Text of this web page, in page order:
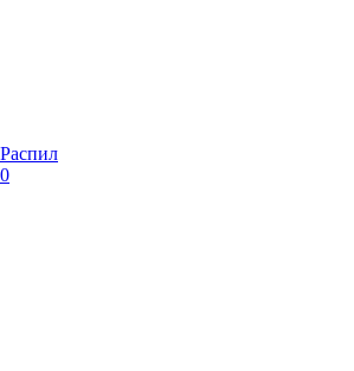
Распил
0